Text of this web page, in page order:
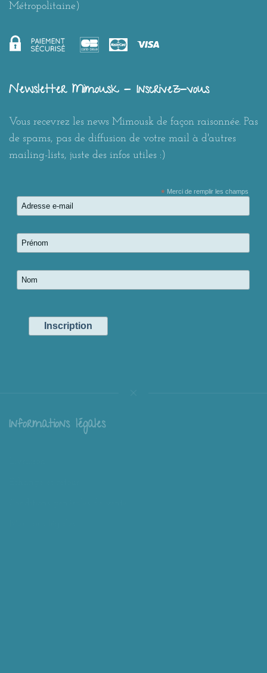
Métropolitaine)
Newsletter Mimousk - Inscrivez-vous
Vous recevrez les news Mimousk de façon raisonnée. Pas
de spams, pas de diffusion de votre mail à d'autres
mailing-lists, juste des infos utiles :)
*Merci de remplir les champs
Informations légales